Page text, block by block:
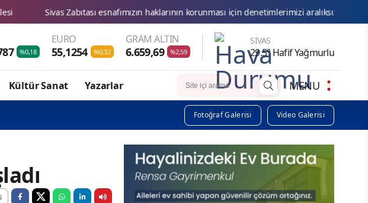
esnafımızın haklarının korunması için denetimlerimizi aralıksız sürdürüyoruz.
%0,18
EURO
55,1254 %0,32
GRAM ALTIN
6.659,69 %2,59
SIVAS
29.5° Hafif Yağmurlu
Kültür Sanat Yazarlar MENU
Fotoğraf Galerisi Video Galerisi